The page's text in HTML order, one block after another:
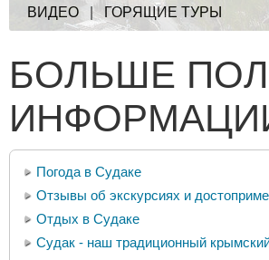
ВИДЕО | ГОРЯЩИЕ ТУРЫ
БОЛЬШЕ
Погода в Судаке
Отзывы об экскурсиях и
Отдых в Судаке
Судак - наш традиционный